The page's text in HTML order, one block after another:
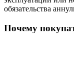
обязательства
Почему